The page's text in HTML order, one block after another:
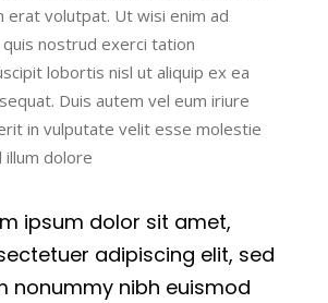
erat volutpat. Ut wisi enim ad
quis nostrud exerci tation
lobortis nisl ut aliquip ex ea
Duis autem vel eum iriure
in vulputate velit esse molestie
illum dolore
ipsum dolor sit amet,
adipiscing elit, sed
nonummy nibh euismod